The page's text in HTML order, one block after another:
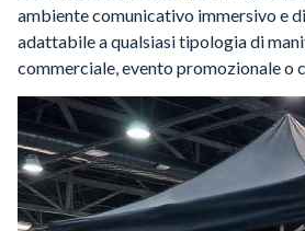
ambiente comunicativo immersivo e
adattabile a qualsiasi tipologia di
commerciale, evento promozionale o